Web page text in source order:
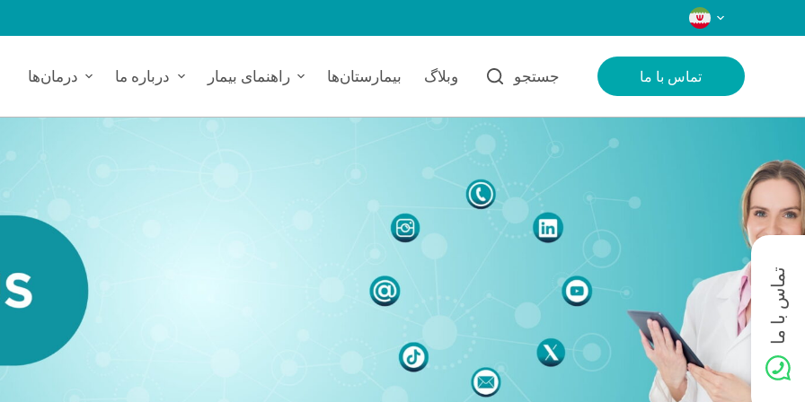
زبان‌ها
درمان‌ها درباره ما راهنمای بیمار بیمارستان‌ها وبلاگ جستجو تماس با ما
تماس با ما